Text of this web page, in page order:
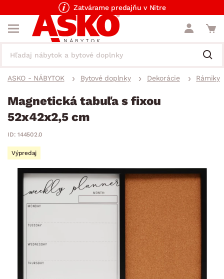
Zatvárame predajňu v Nitre
ASKO - NÁBYTOK Bytové doplnky Dekorácie Rámiky
Magnetická tabuľa s fixou
52x42x2,5 cm
ID: 144502.0
Výpredaj